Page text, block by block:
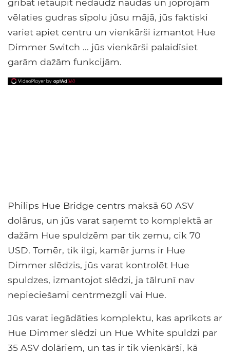
gribat ietaupīt nedaudz naudas un joprojām
vēlaties gudras sīpolu jūsu mājā, jūs faktiski
variet apiet centru un vienkārši izmantot Hue
Dimmer Switch ... jūs vienkārši palaidīsiet
garām dažām funkcijām.
Philips Hue Bridge centrs maksā 60 ASV
dolārus, un jūs varat saņemt to komplektā ar
dažām Hue spuldzēm par tik zemu, cik 70
USD. Tomēr, tik ilgi, kamēr jums ir Hue
Dimmer slēdzis, jūs varat kontrolēt Hue
spuldzes, izmantojot slēdzi, ja tālrunī nav
nepieciešami centrmezgli vai Hue.
Jūs varat iegādāties komplektu, kas aprīkots ar
Hue Dimmer slēdzi un Hue White spuldzi par
35 ASV dolāriem, un tas ir tik vienkārši, kā